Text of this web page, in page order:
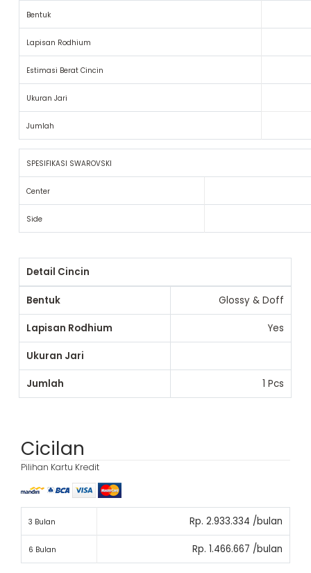
Bentuk
Lapisan Rodhium
Estimasi Berat Cincin
Ukuran Jari
Jumlah
SPESIFIKASI SWAROVSKI
Center
Side
Detail Cincin
Bentuk Glossy & Doff
Lapisan Rodhium Yes
Ukuran Jari
Jumlah 1 Pcs
Cicilan
Pilihan Kartu Kredit
3 Bulan Rp. 2.933.334 /bulan
6 Bulan Rp. 1.466.667 /bulan